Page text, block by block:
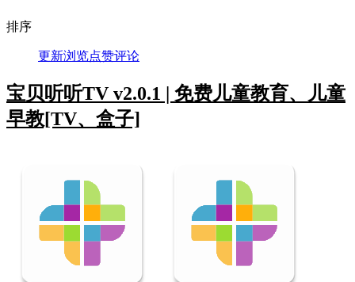
排序
更新浏览点赞评论
宝贝听听TV v2.0.1 | 免费儿童教育、儿童
早教[TV、盒子]